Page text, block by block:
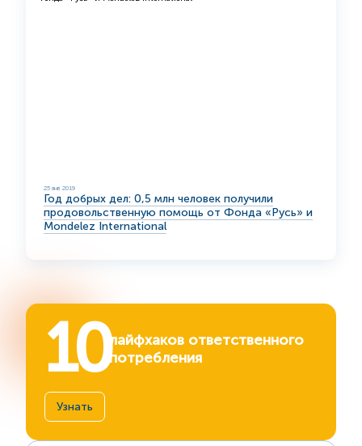
25 янв 2019
Год добрых дел: 0,5 млн человек получили
продовольственную помощь от Фонда «Русь» и
Mondelez International
10лайфхаков ответственного
потребления
Узнать